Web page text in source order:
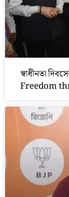
স্বাধীনতা
Freedom